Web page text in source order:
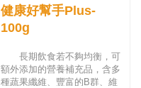
健康好幫手Plus-
100g
長期飲食若不夠均衡，可
額外添加的營養補充品，含多
種蔬果纖維、豐富的B群、維